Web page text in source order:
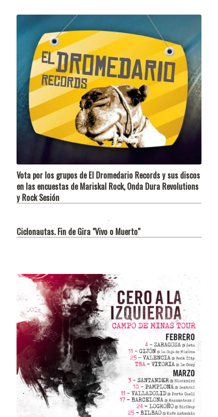
Vota por los grupos de El Dromedario Records y sus discos
en las encuestas de Mariskal Rock, Onda Dura Revolutions
y Rock Sesión
Ciclonautas. Fin de Gira "Vivo o Muerto"